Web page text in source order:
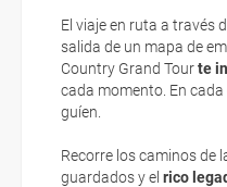
El viaje en ruta a través
salida de un mapa de
Country Grand Tourte
cada momento. En
guíen.
Recorre los caminos de
guardados y el rico
Tramo 3: Zarautz –
Tramo 4: Donostia/
Idioma
Tradición,
Moneda
Respecto a las tarjetas
electrónicos por lo que
realizando el check-in por
Eso sí, deberás estar
no te carguen un